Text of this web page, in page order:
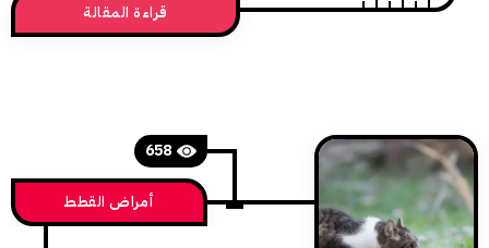
قراءة المقالة
658
أمراض القطط